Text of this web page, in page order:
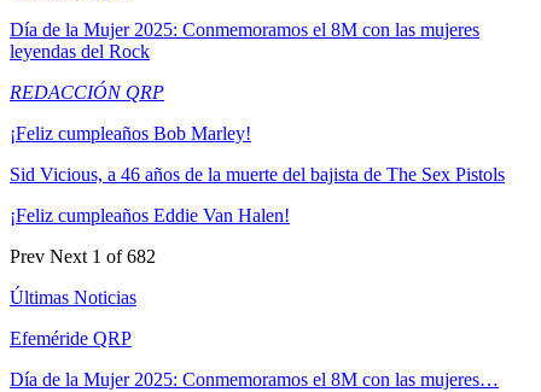
Día de la Mujer 2025: Conmemoramos el 8M con las mujeres
leyendas del Rock
REDACCIÓN QRP
¡Feliz cumpleaños Bob Marley!
Sid Vicious, a 46 años de la muerte del bajista de The Sex Pistols
¡Feliz cumpleaños Eddie Van Halen!
Prev Next 1 of 682
Últimas Noticias
Efeméride QRP
Día de la Mujer 2025: Conmemoramos el 8M con las mujeres…